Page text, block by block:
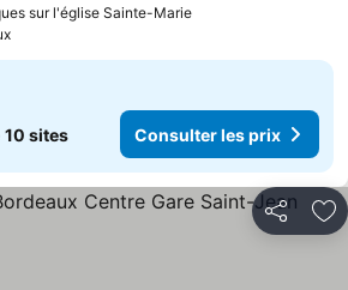
sur l'église Sainte-Marie
10 sites Consulter les prix
Partager